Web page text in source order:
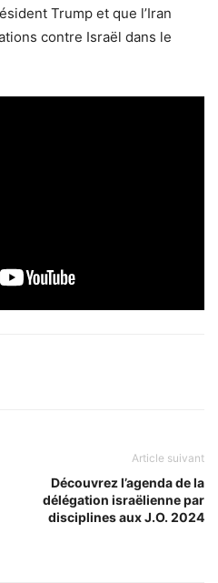
Trump et que l’Iran
contre Israël dans le
Article suivant
Découvrez l’agenda de la
délégation israëlienne par
disciplines aux J.O. 2024